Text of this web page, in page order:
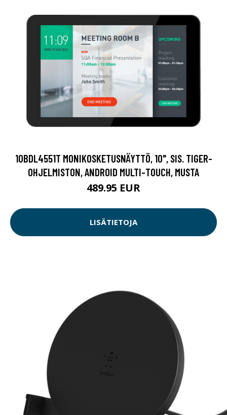
10BDL4551T MONIKOSKETUSNÄYTTÖ, 10", SIS. TIGER-
OHJELMISTON, ANDROID MULTI-TOUCH, MUSTA
489.95 EUR
LISÄTIETOJA